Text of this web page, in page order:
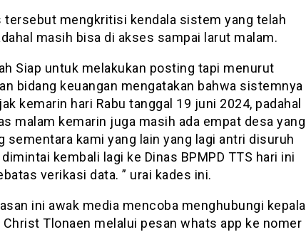
tersebut mengkritisi kendala sistem yang telah
masih bisa di akses sampai larut malam.
Siap untuk melakukan posting tapi menurut
bidang keuangan mengatakan bahwa sistemnya
kemarin hari Rabu tanggal 19 juni 2024, padahal
malam kemarin juga masih ada empat desa yang
sementara kami yang lain yang lagi antri disuruh
kembali lagi ke Dinas BPMPD TTS hari ini
verikasi data. ” urai kades ini.
ini awak media mencoba menghubungi kepala
Christ Tlonaen melalui pesan whats app ke nomer